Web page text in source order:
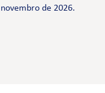
novembro de 2026.